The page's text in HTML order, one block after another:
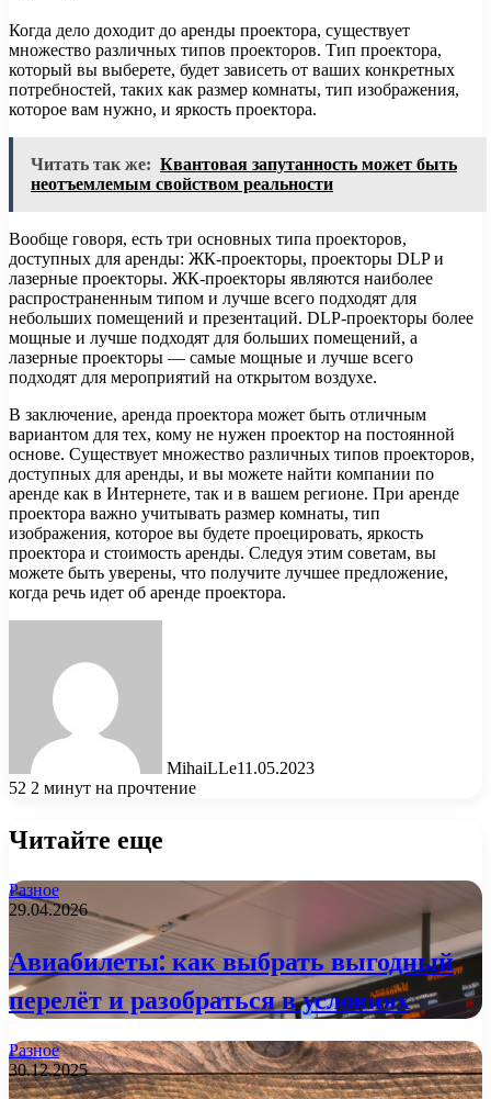
Когда дело доходит до аренды проектора, существует
множество различных типов проекторов. Тип проектора,
который вы выберете, будет зависеть от ваших конкретных
потребностей, таких как размер комнаты, тип изображения,
которое вам нужно, и яркость проектора.
Читать так же: Квантовая запутанность может быть
неотъемлемым свойством реальности
Вообще говоря, есть три основных типа проекторов,
доступных для аренды: ЖК-проекторы, проекторы DLP и
лазерные проекторы. ЖК-проекторы являются наиболее
распространенным типом и лучше всего подходят для
небольших помещений и презентаций. DLP-проекторы более
мощные и лучше подходят для больших помещений, а
лазерные проекторы — самые мощные и лучше всего
подходят для мероприятий на открытом воздухе.
В заключение, аренда проектора может быть отличным
вариантом для тех, кому не нужен проектор на постоянной
основе. Существует множество различных типов проекторов,
доступных для аренды, и вы можете найти компании по
аренде как в Интернете, так и в вашем регионе. При аренде
проектора важно учитывать размер комнаты, тип
изображения, которое вы будете проецировать, яркость
проектора и стоимость аренды. Следуя этим советам, вы
можете быть уверены, что получите лучшее предложение,
когда речь идет об аренде проектора.
MihaiLLe11.05.2023
52 2 минут на прочтение
Читайте еще
Разное
29.04.2026
Авиабилеты: как выбрать выгодный
перелёт и разобраться в условиях
Разное
30.12.2025